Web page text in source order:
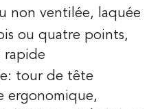
non ventilée, laquée
ou quatre points,
rapide
tour de tête
ergonomique,